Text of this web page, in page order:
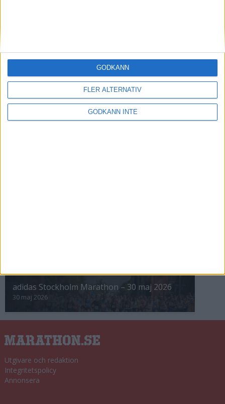
FLER ALTERNATIV
GODKÄNN INTE
GODKÄNN
ASIEN
Berlin Marathon - ett lopp genom
8 okt 1995• Arkiv• Reseberättelser från
adidas Stockholm Marathon – 30 maj 2026
30 maj 2026
Utgivare och redaktion
Integritetspolicy
Annonsera